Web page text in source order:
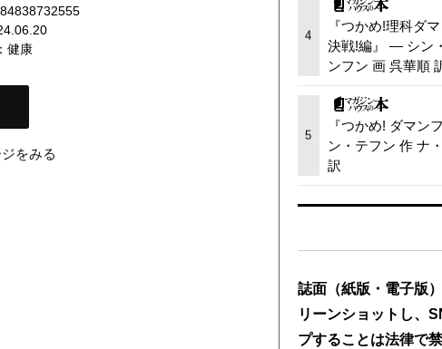
健康
をみる
4
『つかめ!理科ダ
決戦!編』 — シン
ンフン 画 呉華順
5
『つかめ! ダマン
ン・テフン 作 ナ
訳
誌面（紙版・電子版
リーンショットし、
プすることは法律で